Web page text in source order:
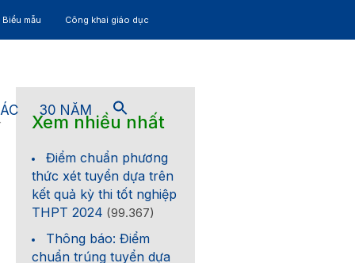
mẫu Công khai giáo dục
30 NĂM
Xem nhiều nhất
Điểm chuẩn phương
thức xét tuyển dựa trên
kết quả kỳ thi tốt nghiệp
THPT 2024 (99.367)
Thông báo: Điểm
chuẩn trúng tuyển dựa